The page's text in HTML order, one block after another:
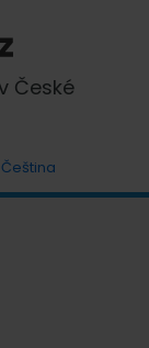
České
Čeština